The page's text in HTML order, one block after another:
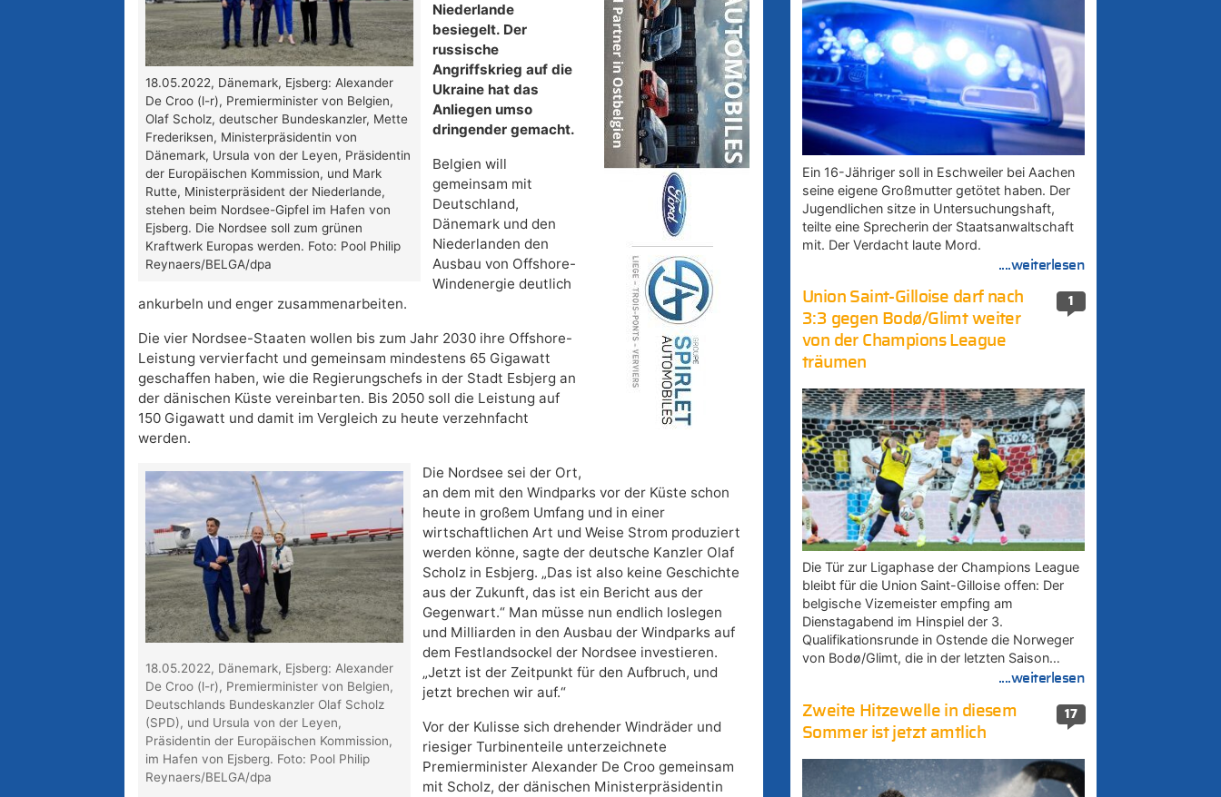
18.05.2022, Dänemark, Ejsberg: Alexander
De Croo (l-r), Premierminister von Belgien,
Olaf Scholz, deutscher Bundeskanzler, Mette
Frederiksen, Ministerpräsidentin von
Dänemark, Ursula von der Leyen, Präsidentin
der Europäischen Kommission, und Mark
Rutte, Ministerpräsident der Niederlande,
stehen beim Nordsee-Gipfel im Hafen von
Ejsberg. Die Nordsee soll zum grünen
Kraftwerk Europas werden. Foto: Pool Philip
Reynaers/BELGA/dpa
Niederlande
besiegelt. Der
russische
Angriffskrieg auf die
Ukraine hat das
Anliegen umso
dringender gemacht.
Belgien will
gemeinsam mit
Deutschland,
Dänemark und den
Niederlanden den
Ausbau von Offshore-
Windenergie deutlich
ankurbeln und enger zusammenarbeiten.
Die vier Nordsee-Staaten wollen bis zum Jahr 2030 ihre Offshore-
Leistung vervierfacht und gemeinsam mindestens 65 Gigawatt
geschaffen haben, wie die Regierungschefs in der Stadt Esbjerg an
der dänischen Küste vereinbarten. Bis 2050 soll die Leistung auf
150 Gigawatt und damit im Vergleich zu heute verzehnfacht
werden.
18.05.2022, Dänemark, Ejsberg: Alexander
De Croo (l-r), Premierminister von Belgien,
Deutschlands Bundeskanzler Olaf Scholz
(SPD), und Ursula von der Leyen,
Präsidentin der Europäischen Kommission,
im Hafen von Ejsberg. Foto: Pool Philip
Reynaers/BELGA/dpa
Die Nordsee sei der Ort,
an dem mit den Windparks vor der Küste schon
heute in großem Umfang und in einer
wirtschaftlichen Art und Weise Strom produziert
werden könne, sagte der deutsche Kanzler Olaf
Scholz in Esbjerg. „Das ist also keine Geschichte
aus der Zukunft, das ist ein Bericht aus der
Gegenwart.“ Man müsse nun endlich loslegen
und Milliarden in den Ausbau der Windparks auf
dem Festlandsockel der Nordsee investieren.
„Jetzt ist der Zeitpunkt für den Aufbruch, und
jetzt brechen wir auf.“
Vor der Kulisse sich drehender Windräder und
riesiger Turbinenteile unterzeichnete
Premierminister Alexander De Croo gemeinsam
mit Scholz, der dänischen Ministerpräsidentin
Ein 16-Jähriger soll in Eschweiler bei Aachen
seine eigene Großmutter getötet haben. Der
Jugendlichen sitze in Untersuchungshaft,
teilte eine Sprecherin der Staatsanwaltschaft
mit. Der Verdacht laute Mord.
....weiterlesen
1
Union Saint-Gilloise darf nach
3:3 gegen Bodø/Glimt weiter
von der Champions League
träumen
Die Tür zur Ligaphase der Champions League
bleibt für die Union Saint-Gilloise offen: Der
belgische Vizemeister empfing am
Dienstagabend im Hinspiel der 3.
Qualifikationsrunde in Ostende die Norweger
von Bodø/Glimt, die in der letzten Saison…
....weiterlesen
17
Zweite Hitzewelle in diesem
Sommer ist jetzt amtlich